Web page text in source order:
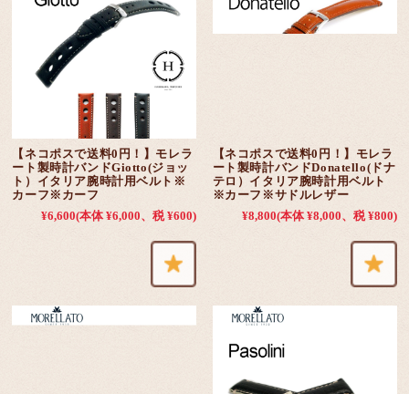
【ネコポスで送料0円！】モレラ
ート製時計バンドGiotto(ジョッ
ト）イタリア腕時計用ベルト※
カーフ※カーフ
¥6,600(本体 ¥6,000、税 ¥600)
【ネコポスで送料0円！】モレラ
ート製時計バンドDonatello(ドナ
テロ）イタリア腕時計用ベルト
※カーフ※サドルレザー
¥8,800(本体 ¥8,000、税 ¥800)